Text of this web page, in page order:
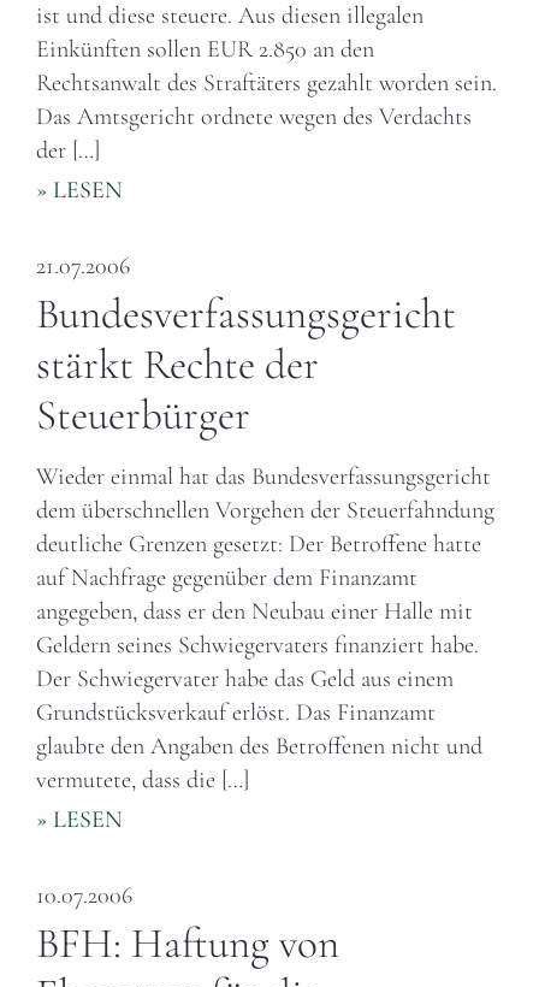
ist und diese steuere. Aus diesen illegalen
Einkünften sollen EUR 2.850 an den
Rechtsanwalt des Straftäters gezahlt worden sein.
Das Amtsgericht ordnete wegen des Verdachts
der […]
» LESEN
21.07.2006
Bundesverfassungsgericht
stärkt Rechte der
Steuerbürger
Wieder einmal hat das Bundesverfassungsgericht
dem überschnellen Vorgehen der Steuerfahndung
deutliche Grenzen gesetzt: Der Betroffene hatte
auf Nachfrage gegenüber dem Finanzamt
angegeben, dass er den Neubau einer Halle mit
Geldern seines Schwiegervaters finanziert habe.
Der Schwiegervater habe das Geld aus einem
Grundstücksverkauf erlöst. Das Finanzamt
glaubte den Angaben des Betroffenen nicht und
vermutete, dass die […]
» LESEN
10.07.2006
BFH: Haftung von